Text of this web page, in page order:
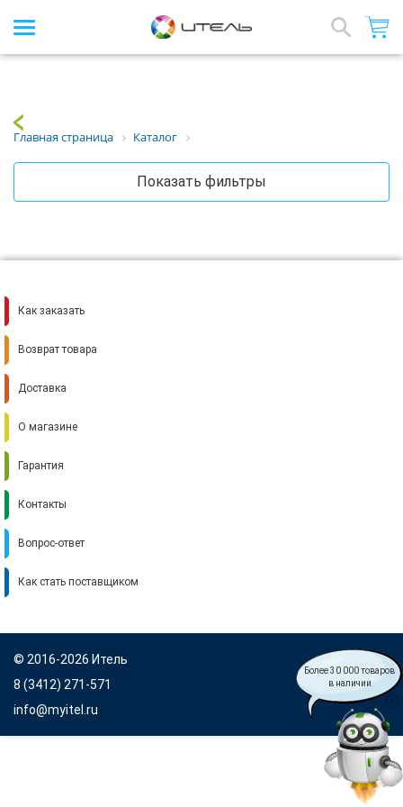
Более 30 000 товаров
в наличии
Array
Главная страница Каталог
Показать фильтры
Как заказать
Возврат товара
Доставка
О магазине
Гарантия
Контакты
Вопрос-ответ
Как стать поставщиком
© 2016-2026 Итель
8 (3412) 271-571
info@myitel.ru